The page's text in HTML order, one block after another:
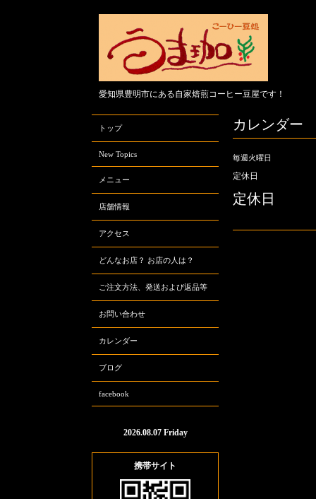
愛知県豊明市にある自家焙煎コーヒー豆屋です！
カレンダー
毎週火曜日
定休日
定休日
トップ
New Topics
メニュー
店舗情報
アクセス
どんなお店？ お店の人は？
ご注文方法、発送および返品等
お問い合わせ
カレンダー
ブログ
facebook
2026.08.07 Friday
携帯サイト